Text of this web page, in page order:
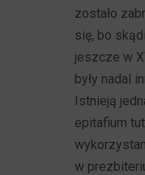
zostało
się, bo
jeszcze w
były nadal
Istnieją
epitafium
w